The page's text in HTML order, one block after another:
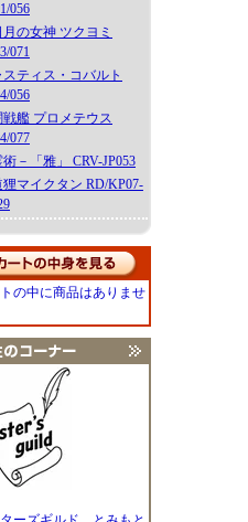
056
の女神 ツクヨミ
071
スティス・コバルト
056
戦艦 プロメテウス
077
術－「雅」 CRV-JP053
狸マイクタン RD/KP07-
の中に商品はありませ